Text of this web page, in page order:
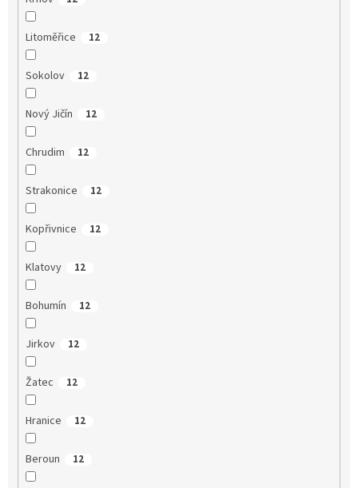
Litoměřice 12
Sokolov 12
Nový Jičín 12
Chrudim 12
Strakonice 12
Kopřivnice 12
Klatovy 12
Bohumín 12
Jirkov 12
Žatec 12
Hranice 12
Beroun 12